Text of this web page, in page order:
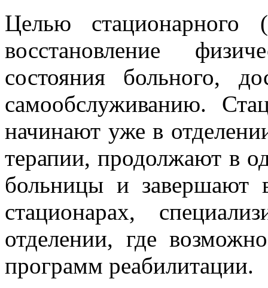
Целью стационарного
восстановление
состояния больного,
самообслуживанию.
начинают уже в
терапии, продолжают в
больницы и завершают
стационарах,
отделении, где
программ реабилитации.